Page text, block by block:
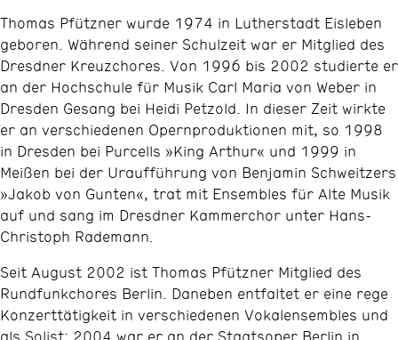
Thomas Pfützner wurde 1974 in Lutherstadt Eisleben
geboren. Während seiner Schulzeit war er Mitglied des
Dresdner Kreuzchores. Von 1996 bis 2002 studierte er
an der Hochschule für Musik Carl Maria von Weber in
Dresden Gesang bei Heidi Petzold. In dieser Zeit wirkte
er an verschiedenen Opernproduktionen mit, so 1998
in Dresden bei Purcells »King Arthur« und 1999 in
Meißen bei der Uraufführung von Benjamin Schweitzers
»Jakob von Gunten«, trat mit Ensembles für Alte Musik
auf und sang im Dresdner Kammerchor unter Hans-
Christoph Rademann.
Seit August 2002 ist Thomas Pfützner Mitglied des
Rundfunkchores Berlin. Daneben entfaltet er eine rege
Konzerttätigkeit in verschiedenen Vokalensembles und
als Solist: 2004 war er an der Staatsoper Berlin in